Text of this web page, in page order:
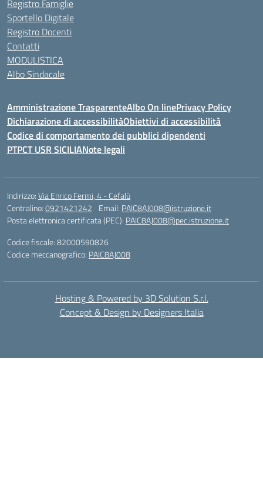
Registro Famiglie
Sportello Digitale
Registro Docenti
Contatti
MODULISTICA
Albo Sindacale
Amministrazione TrasparenteAlbo On linePrivacy Policy
Dichiarazione di accessibilitàObiettivi di accessibilità
Codice di comportamento dei pubblici dipendenti
PTPCT USR SICILIANote legali
Indirizzo:Via Enrico Fermi, 4 - Cefalù
Centralino:0921421242 Email: PAIC8AJ008@istruzione.it
Posta elettronica certificata (PEC): PAIC8AJ008@pec.istruzione.it
Codice fiscale: 82000590826
Codice meccanografico: PAIC8AJ008
Hosting & Powered by 3D Solution S.r.l.
Concept & Design by Designers Italia